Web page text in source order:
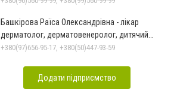
Башкірова Раїса Олександрівна - лікар
дерматолог, дерматовенеролог, дитячий
дерматолог
+380(97)656-95-17, +380(50)447-93-59
Додати підприємство